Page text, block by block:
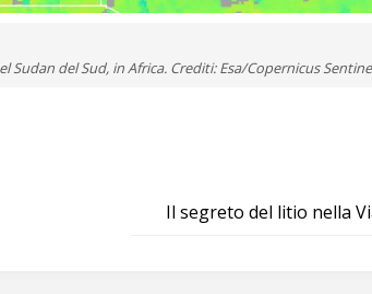
del Sud, in Africa. Crediti: Esa/Copernicus
Il segreto del litio nella